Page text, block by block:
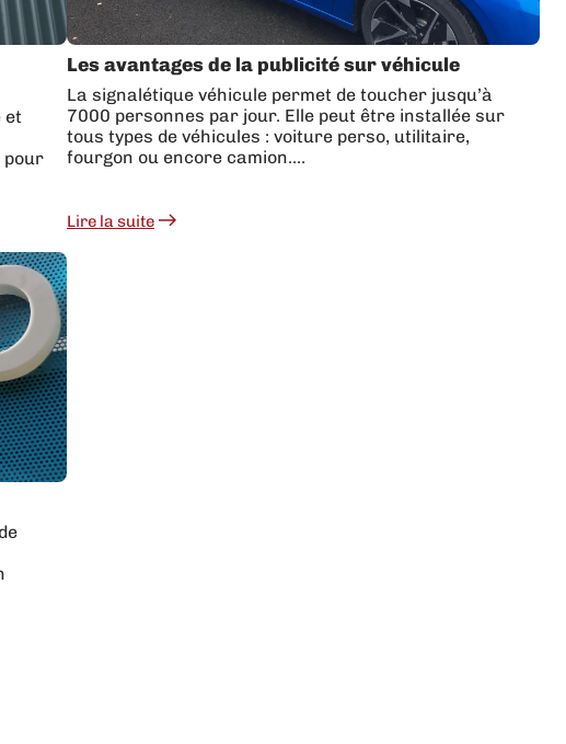
et
pour
Les avantages de la publicité sur véhicule
La signalétique véhicule permet de toucher jusqu’à
7000 personnes par jour. Elle peut être installée sur
tous types de véhicules : voiture perso, utilitaire,
fourgon ou encore camion.…
Lire la suite
:
avantages
de
la
publicité
sur
véhicule